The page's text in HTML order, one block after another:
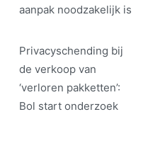
aanpak noodzakelijk is
Privacyschending bij
de verkoop van
‘verloren pakketten’:
Bol start onderzoek